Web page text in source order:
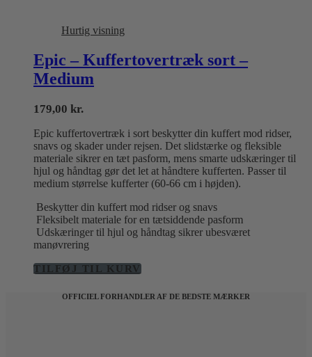
Hurtig visning
Epic – Kuffertovertræk sort –
Medium
179,00 kr.
Epic kuffertovertræk i sort beskytter din kuffert mod ridser,
snavs og skader under rejsen. Det slidstærke og fleksible
materiale sikrer en tæt pasform, mens smarte udskæringer til
hjul og håndtag gør det let at håndtere kufferten. Passer til
medium størrelse kufferter (60-66 cm i højden).
Beskytter din kuffert mod ridser og snavs
Fleksibelt materiale for en tætsiddende pasform
Udskæringer til hjul og håndtag sikrer ubesværet
manøvrering
TILFØJ TIL KURV
OFFICIEL FORHANDLER AF DE BEDSTE MÆRKER